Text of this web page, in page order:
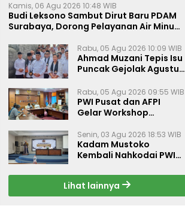
Kamis, 06 Agu 2026 10:48 WIB
Budi Leksono Sambut Dirut Baru PDAM
Surabaya, Dorong Pelayanan Air Minum
Rabu, 05 Agu 2026 10:09 WIB
Ahmad Muzani Tepis Isu
Puncak Gejolak Agustus
Perkuat Persatuan
Rabu, 05 Agu 2026 09:55 WIB
PWI Pusat dan AFPI
Gelar Workshop
Inklusi Keuangan, dan
Perlindungan Publik
Senin, 03 Agu 2026 18:53 WIB
Kadam Mustoko
Kembali Nahkodai PWI
Harap Sinergi Antar
Daerah Kian Kuat
Lihat lainnya